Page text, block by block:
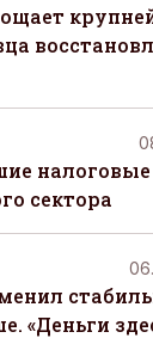
сектора
«Деньги